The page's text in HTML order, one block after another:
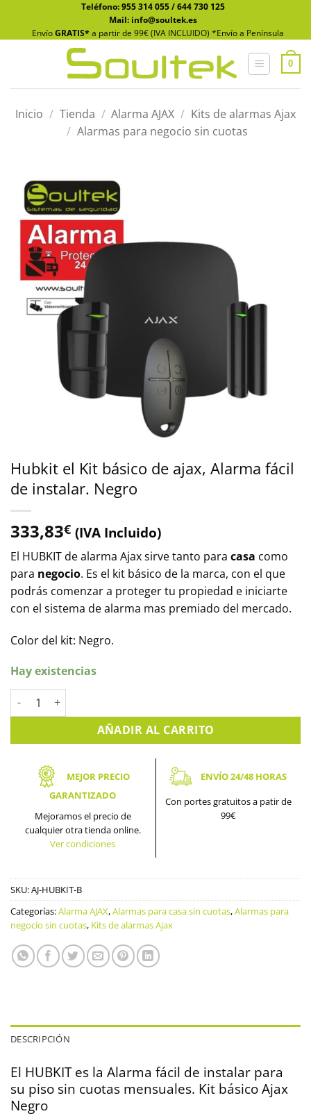
contenido
Teléfono:955 314 055/644 730 125
Mail: info@soultek.es
EnvíoGRATIS* a partir de 99€ (IVA INCLUIDO) *Envío a Península
0
Inicio / Tienda / Alarma AJAX / Kits de alarmas Ajax
/ Alarmas para negocio sin cuotas
Hubkit el Kit básico de ajax, Alarma fácil
de instalar. Negro
333,83€ (IVA Incluido)
El HUBKIT de alarma Ajax sirve tanto para casa como
para negocio. Es el kit básico de la marca, con el que
podrás comenzar a proteger tu propiedad e iniciarte
con el sistema de alarma mas premiado del mercado.
Color del kit: Negro.
Hay existencias
Hubkit el Kit básico de ajax, Alarma fácil de instalar. Negro
AÑADIR AL CARRITO
MEJOR PRECIO
GARANTIZADO
Mejoramos el precio de
cualquier otra tienda online.
Ver condiciones
ENVÍO 24/48 HORAS
Con portes gratuitos a patir de
99€
SKU:AJ-HUBKIT-B
Categorías:Alarma AJAX,Alarmas para casa sin cuotas,Alarmas para
negocio sin cuotas, Kits de alarmas Ajax
DESCRIPCIÓN
El HUBKIT es la Alarma fácil de instalar para
su piso sin cuotas mensuales. Kit básico Ajax
Negro